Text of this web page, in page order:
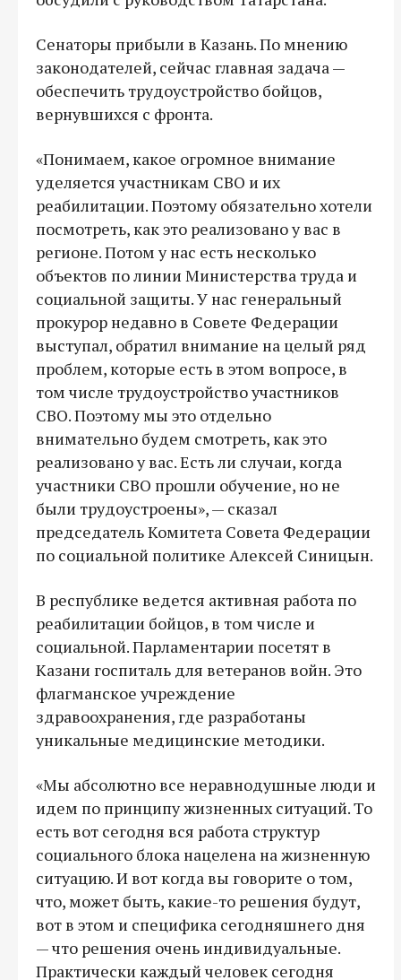
Сенаторы прибыли в Казань. По мнению
законодателей, сейчас главная задача —
обеспечить трудоустройство бойцов,
вернувшихся с фронта.
«Понимаем, какое огромное внимание
уделяется участникам СВО и их
реабилитации. Поэтому обязательно хотели
посмотреть, как это реализовано у вас в
регионе. Потом у нас есть несколько
объектов по линии Министерства труда и
социальной защиты. У нас генеральный
прокурор недавно в Совете Федерации
выступал, обратил внимание на целый ряд
проблем, которые есть в этом вопросе, в
том числе трудоустройство участников
СВО. Поэтому мы это отдельно
внимательно будем смотреть, как это
реализовано у вас. Есть ли случаи, когда
участники СВО прошли обучение, но не
были трудоустроены», — сказал
председатель Комитета Совета Федерации
по социальной политике Алексей Синицын.
В республике ведется активная работа по
реабилитации бойцов, в том числе и
социальной. Парламентарии посетят в
Казани госпиталь для ветеранов войн. Это
флагманское учреждение
здравоохранения, где разработаны
уникальные медицинские методики.
«Мы абсолютно все неравнодушные люди и
идем по принципу жизненных ситуаций. То
есть вот сегодня вся работа структур
социального блока нацелена на жизненную
ситуацию. И вот когда вы говорите о том,
что, может быть, какие-то решения будут,
вот в этом и специфика сегодняшнего дня
— что решения очень индивидуальные.
Практически каждый человек сегодня